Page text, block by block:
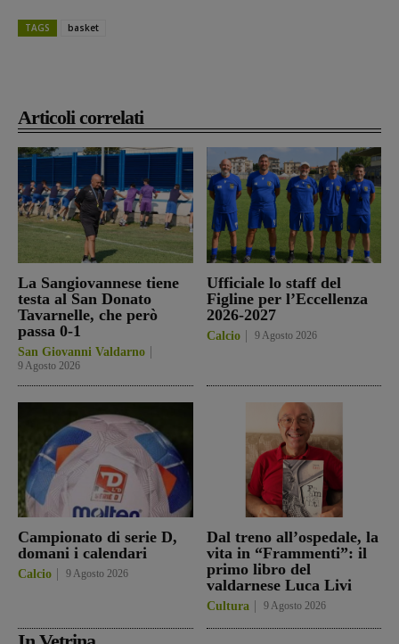
Articoli correlati
La Sangiovannese tiene
testa al San Donato
Tavarnelle, che però
passa 0-1
San Giovanni Valdarno
9 Agosto 2026
Ufficiale lo staff del
Figline per l’Eccellenza
2026-2027
Calcio 9 Agosto 2026
Campionato di serie D,
domani i calendari
Calcio 9 Agosto 2026
Dal treno all’ospedale, la
vita in “Frammenti”: il
primo libro del
valdarnese Luca Livi
Cultura 9 Agosto 2026
TAGS basket